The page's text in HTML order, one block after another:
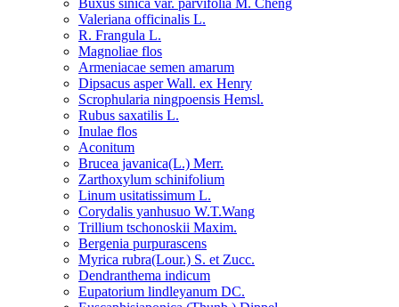
Buxus sinica var. parvifolia M. Cheng
Valeriana officinalis L.
R. Frangula L.
Magnoliae flos
Armeniacae semen amarum
Dipsacus asper Wall. ex Henry
Scrophularia ningpoensis Hemsl.
Rubus saxatilis L.
Inulae flos
Aconitum
Brucea javanica(L.) Merr.
Zarthoxylum schinifolium
Linum usitatissimum L.
Corydalis yanhusuo W.T.Wang
Trillium tschonoskii Maxim.
Bergenia purpurascens
Myrica rubra(Lour.) S. et Zucc.
Dendranthema indicum
Eupatorium lindleyanum DC.